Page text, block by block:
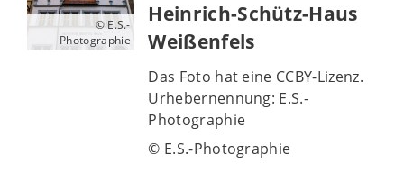
© E.S.-
Photographie
Heinrich-Schütz-Haus
Weißenfels
Das Foto hat eine CCBY-Lizenz.
Urhebernennung: E.S.-
Photographie
© E.S.-Photographie